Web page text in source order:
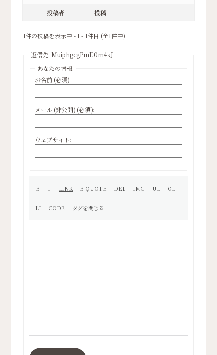
投稿者 投稿
1件の投稿を表示中 - 1 - 1件目 (全1件中)
返信先: MuiphgcgPmD0m4kJ
あなたの情報:
お名前 (必須)
メール (非公開) (必須):
ウェブサイト: